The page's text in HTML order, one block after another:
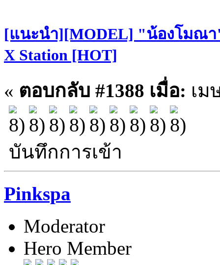
[แนะนำ][MODEL] "น้องโมณา
X Station [HOT]
« ตอบกลับ #1388 เมื่อ: เม
บันทึกการเข้า
Pinkspa
Moderator
Hero Member